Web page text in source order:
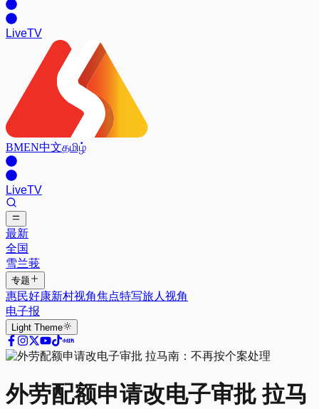
LiveTV
BMEN中文தமிழ்
LiveTV
最新
全国
雪兰莪
专题
惠民好康新村视角焦点特写旅人视角
电子报
Light Theme
外劳配额申请改电子审批 拉马